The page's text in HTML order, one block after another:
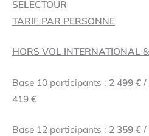
SELECTOUR
TARIF PAR PERSONNE
HORS VOL INTERNATIONAL
Base 10 participants : 2 499 € /
419 €
Base 12 participants : 2 359 € /